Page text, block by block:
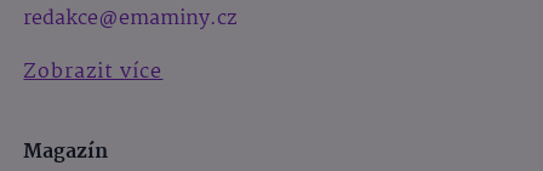
redakce@emaminy.cz
Zobrazit více
Magazín